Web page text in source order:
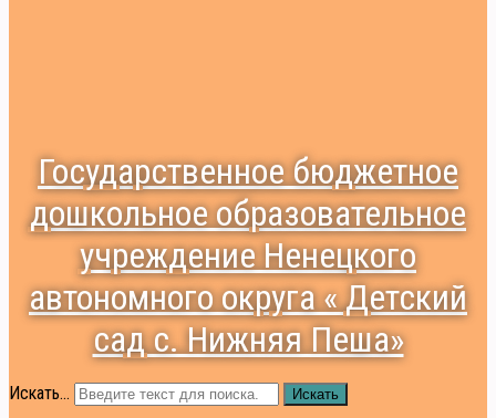
Государственное бюджетное
дошкольное образовательное
учреждение Ненецкого
автономного округа « Детский
сад с. Нижняя Пеша»
Искать... Искать